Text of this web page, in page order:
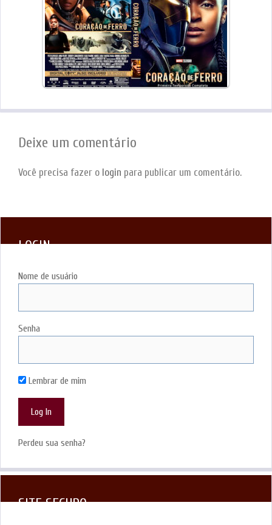
Deixe um comentário
Você precisa fazer o login para publicar um comentário.
LOGIN
Nome de usuário
Senha
Lembrar de mim
Perdeu sua senha?
SITE SEGURO